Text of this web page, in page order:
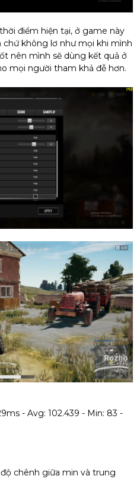
điểm hiện tại, ở game này
không lơ như mọi khi mình
nên mình sẽ dùng kết quả ở
mọi người tham khả đễ hơn.
- Avg: 102.439 - Min: 83 -
chênh giữa min và trung